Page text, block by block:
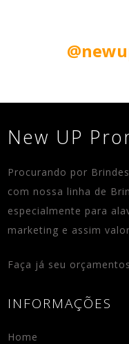
New UP
Procurando por
com nossa linha de
especialmente para
marketing e assim
Faça já seu
INFORMAÇÕES
Home